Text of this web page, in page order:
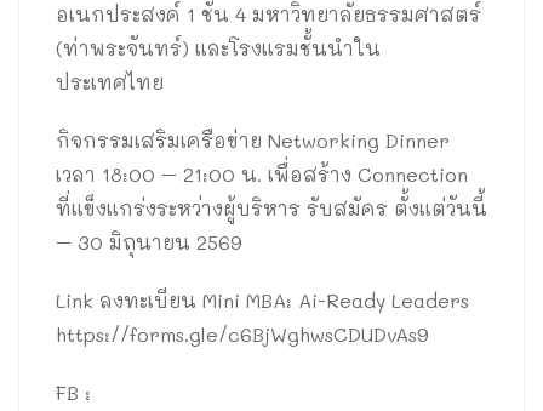
อเนกประสงค์ 1 ชั้น 4 มหาวิทยาลัยธรรมศาสตร์
(ท่าพระจันทร์) และโรงแรมชั้นนำใน
ประเทศไทย
กิจกรรมเสริมเครือข่าย Networking Dinner
เวลา 18:00 – 21:00 น. เพื่อสร้าง Connection
ที่แข็งแกร่งระหว่างผู้บริหาร รับสมัคร ตั้งแต่วันนี้
– 30 มิถุนายน 2569
Link ลงทะเบียน Mini MBA: Ai-Ready Leaders
https://forms.gle/c6BjWghwsCDUDvAs9
FB :